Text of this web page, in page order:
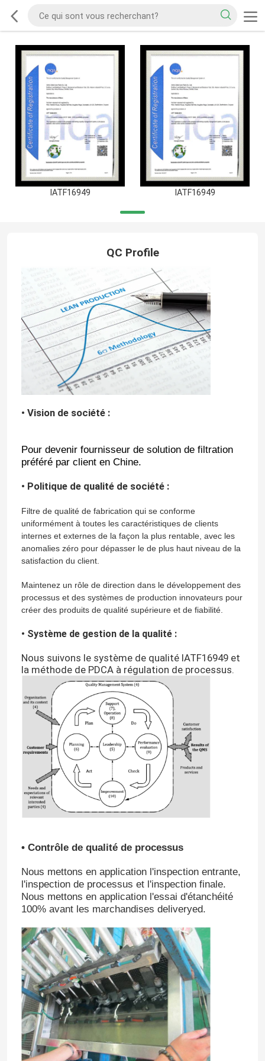
IATF16949 IATF16949
QC Profile
• Vision de société :
Pour devenir fournisseur de solution de filtration
préféré par client en Chine.
• Politique de qualité de société :
Filtre de qualité de fabrication qui se conforme
uniformément à toutes les caractéristiques de clients
internes et externes de la façon la plus rentable, avec les
anomalies zéro pour dépasser le de plus haut niveau de la
satisfaction du client.
Maintenez un rôle de direction dans le développement des
processus et des systèmes de production innovateurs pour
créer des produits de qualité supérieure et de fiabilité.
• Système de gestion de la qualité :
Nous suivons le système de qualité IATF16949 et
la méthode de PDCA à régulation de processus.
• Contrôle de qualité de processus
Nous mettons en application l'inspection entrante,
l'inspection de processus et l'inspection finale.
Nous mettons en application l'essai d'étanchéité
100% avant les marchandises deliveryed.